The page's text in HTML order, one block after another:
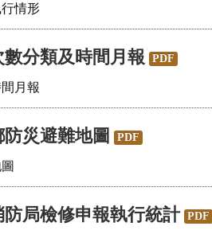
情形
分類及時間月報 PDF
月報
災避難地圖 PDF
局檢修申報執行統計 PDF